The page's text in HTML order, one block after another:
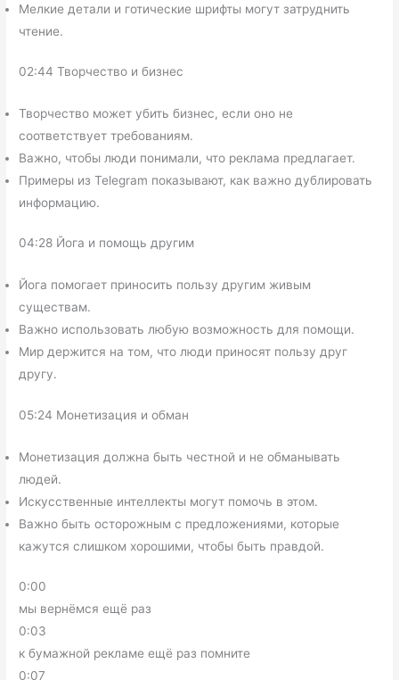
Мелкие детали и готические шрифты могут затруднить
чтение.
02:44 Творчество и бизнес
Творчество может убить бизнес, если оно не
соответствует требованиям.
Важно, чтобы люди понимали, что реклама предлагает.
Примеры из Telegram показывают, как важно дублировать
информацию.
04:28 Йога и помощь другим
Йога помогает приносить пользу другим живым
существам.
Важно использовать любую возможность для помощи.
Мир держится на том, что люди приносят пользу друг
другу.
05:24 Монетизация и обман
Монетизация должна быть честной и не обманывать
людей.
Искусственные интеллекты могут помочь в этом.
Важно быть осторожным с предложениями, которые
кажутся слишком хорошими, чтобы быть правдой.
0:00
мы вернёмся ещё раз
0:03
к бумажной рекламе ещё раз помните
0:07